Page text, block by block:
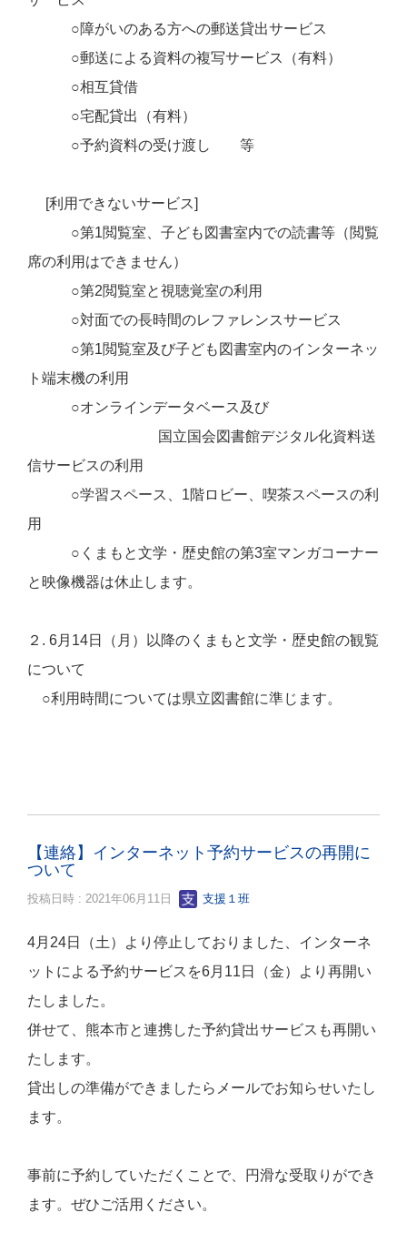
○障がいのある方への郵送貸出サービス
○郵送による資料の複写サービス（有料）
○相互貸借
○宅配貸出（有料）
○予約資料の受け渡し 等
[利用できないサービス]
○第1閲覧室、子ども図書室内での読書等（閲覧
席の利用はできません）
○第2閲覧室と視聴覚室の利用
○対面での長時間のレファレンスサービス
○第1閲覧室及び子ども図書室内のインターネッ
ト端末機の利用
○オンラインデータベース及び
国立国会図書館デジタル化資料送
信サービスの利用
○学習スペース、1階ロビー、喫茶スペースの利
用
○くまもと文学・歴史館の第3室マンガコーナー
と映像機器は休止します。
２. 6月14日（月）以降のくまもと文学・歴史館の観覧
について
○利用時間については県立図書館に準じます。
【連絡】インターネット予約サービスの再開に
ついて
投稿日時 : 2021年06月11日 支援１班
4月24日（土）より停止しておりました、インターネ
ットによる予約サービスを6月11日（金）より再開い
たしました。
併せて、熊本市と連携した予約貸出サービスも再開い
たします。
貸出しの準備ができましたらメールでお知らせいたし
ます。
事前に予約していただくことで、円滑な受取りができ
ます。ぜひご活用ください。